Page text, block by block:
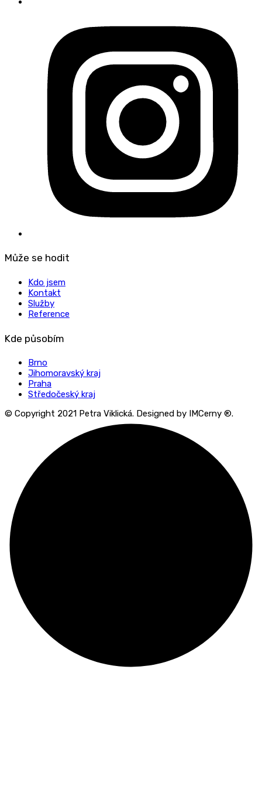
Může se hodit
Kdo jsem
Kontakt
Služby
Reference
Kde působím
Brno
Jihomoravský kraj
Praha
Středočeský kraj
© Copyright 2021 Petra Viklická. Designed by IMCerny ®.